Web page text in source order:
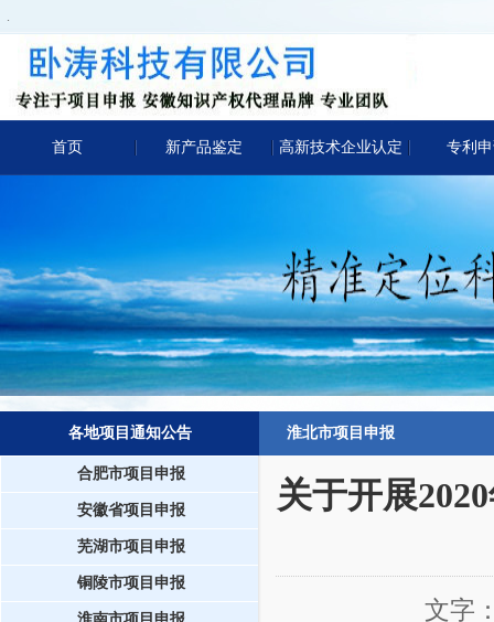
.
首页 新产品鉴定 高新技术企业认定 专利
各地项目通知公告
合肥市项目申报
安徽省项目申报
芜湖市项目申报
铜陵市项目申报
淮北市项目申报
关于开展
文字